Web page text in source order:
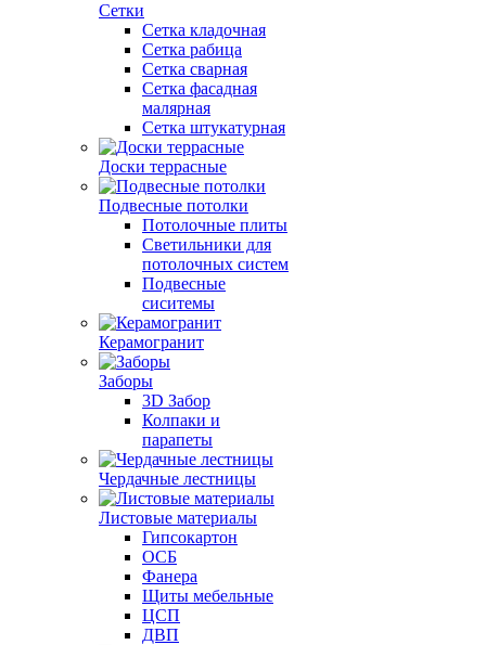
Сетки
Сетка кладочная
Сетка рабица
Сетка сварная
Сетка фасадная
малярная
Сетка штукатурная
Доски террасные
Подвесные потолки
Потолочные плиты
Светильники для
потолочных систем
Подвесные
сиситемы
Керамогранит
Заборы
3D Забор
Колпаки и
парапеты
Чердачные лестницы
Листовые материалы
Гипсокартон
ОСБ
Фанера
Щиты мебельные
ЦСП
ДВП